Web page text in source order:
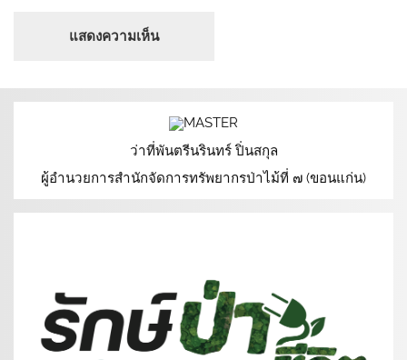
ว่าที่พันตรีนรินทร์ ปิ่นสกุล
ผู้อำนวยการสำนักจัดการทรัพยากรป่าไม้ที่ ๗ (ขอนแก่น)